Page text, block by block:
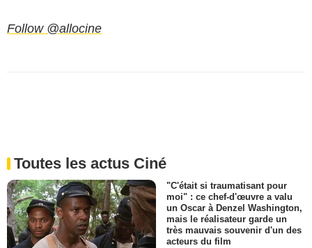
Follow @allocine
Toutes les actus Ciné
"C'était si traumatisant pour
moi" : ce chef-d'œuvre a valu
un Oscar à Denzel Washington,
mais le réalisateur garde un
très mauvais souvenir d'un des
acteurs du film